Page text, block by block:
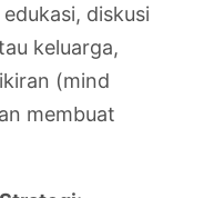
diskusi
keluarga,
(mind
membuat